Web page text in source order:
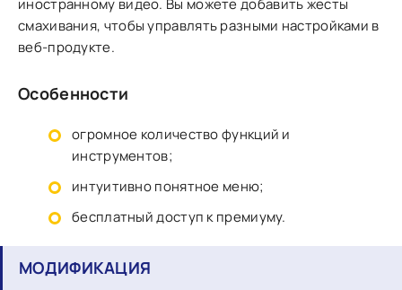
иностранному видео. Вы можете добавить жесты
смахивания, чтобы управлять разными настройками в
веб-продукте.
Особенности
огромное количество функций и
инструментов;
интуитивно понятное меню;
бесплатный доступ к премиуму.
МОДИФИКАЦИЯ